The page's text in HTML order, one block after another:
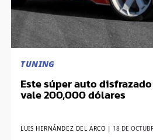
TUNING
Este súper auto
vale 200,000 dólares
LUIS HERNÁNDEZ DEL ARCO 18 DE